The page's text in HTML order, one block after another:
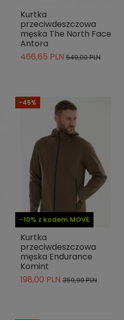
Kurtka
przeciwdeszczowa
męska The North Face
Antora
466,65 PLN 549,00 PLN
-10% z kodem MOVE
-45%
Kurtka
przeciwdeszczowa
męska Endurance
Komint
198,00 PLN 359,99 PLN